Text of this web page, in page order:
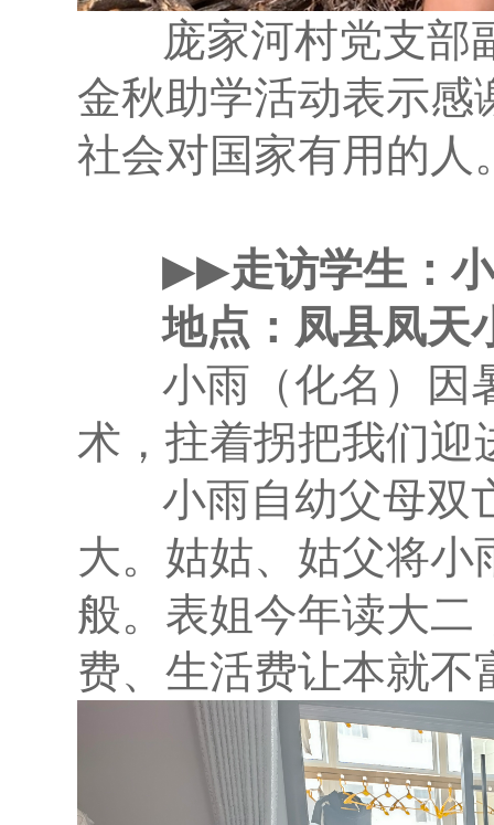
庞家河村党支部副
金秋助学活动表示感
社会对国家有用的人
▶▶走访学生：
地点：凤县凤天
小雨（化名）因暑
术，拄着拐把我们迎
小雨自幼父母双亡
大。姑姑、姑父将
般。表姐今年读大二
费、生活费让本就不